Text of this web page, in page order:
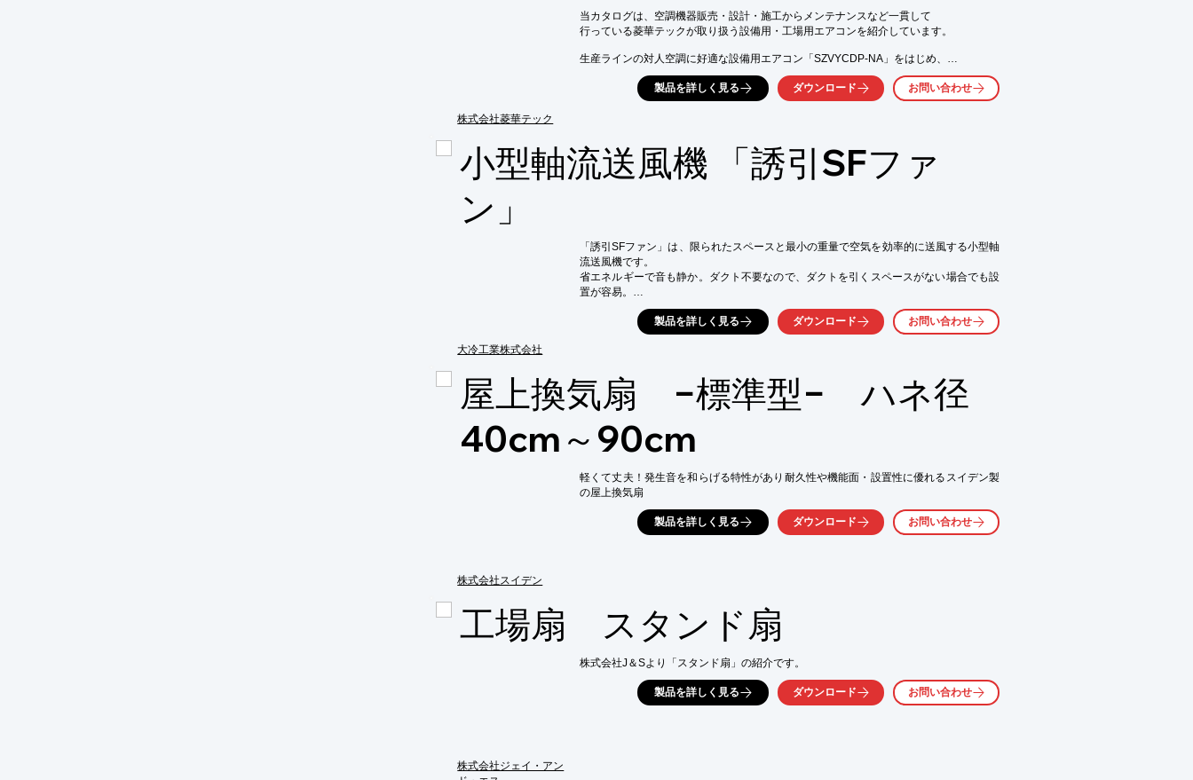
※詳しくはPDF資料をご覧いただくか、お気軽にお問い合わせ下さい。
株式会社菱華テック
当カタログは、空調機器販売・設計・施工からメンテナンスなど一貫して
行っている菱華テックが取り扱う設備用・工場用エアコンを紹介しています。
生産ラインの対人空調に好適な設備用エアコン「SZVYCDP-NA」をはじめ、
電算機用エアコン「DSVP-K」や「マルチキューブエアコン」などを掲載。
製品の選定にご活用ください。
■設備用エアコン　ベルトレスタイプ
■設備用スーパーインバータージアス
■設備用スーパーインバータージアス　機内洗浄可能タイプ
製品を詳しく見る ダウンロード お問い合わせ
小型軸流送風機 「誘引SFファ
ン」
大冷工業株式会社
「誘引SFファン」は、限られたスペースと最小の重量で空気を効率的に送風する小型軸
流送風機です。
省エネルギーで音も静か。ダクト不要なので、ダクトを引くスペースがない場合でも設
置が容易。
設置スペースと騒音が重視される箇所で威力を発揮し、軽量でコンパクトなボディか
ら、静かで安定した誘引気流を提供します。
○騒音のない静音設計
○大きな誘引風量
○自在に設定できる吹出方向
○過酷な環境下でも運転が可能
詳しくはお問い合わせ下さい。
製品を詳しく見る ダウンロード お問い合わせ
屋上換気扇 −標準型− ハネ径
40cm～90cm
株式会社スイデン
軽くて丈夫！発生音を和らげる特性があり耐久性や機能面・設置性に優れるスイデン製
の屋上換気扇
製品を詳しく見る ダウンロード お問い合わせ
工場扇 スタンド扇
株式会社ジェイ・アン
株式会社J＆Sより「スタンド扇」の紹介です。
製品を詳しく見る ダウンロード お問い合わせ